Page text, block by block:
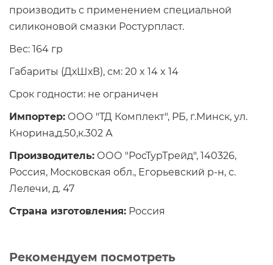
производить с применением специальной
силиконовой смазки Ростурпласт.
Вес: 164 гр
Габариты (ДхШхВ), см: 20 x 14 x 14
Срок годности: не ограничен
Импортер: ООО "ТД Комплект", РБ, г.Минск, ул.
Кнорина,д.50,к.302 А
Производитель: ООО "РосТурТрейд", 140326,
Россия, Московская обл., Егорьевский р-н, с.
Лелечи, д. 47
Страна изготовления: Россия
Рекомендуем посмотреть